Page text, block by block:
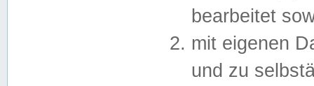
bearbeitet
mit eigenen
und zu